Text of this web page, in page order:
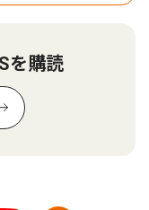
を購読